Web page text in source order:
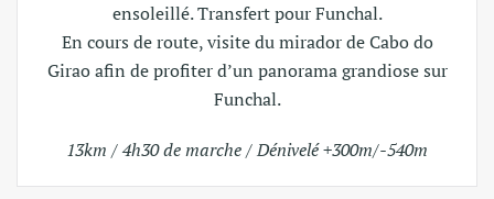
ensoleillé. Transfert pour Funchal.
En cours de route, visite du mirador de Cabo do
Girao afin de profiter d’un panorama grandiose sur
Funchal.
13km / 4h30 de marche / Dénivelé +300m/-540m